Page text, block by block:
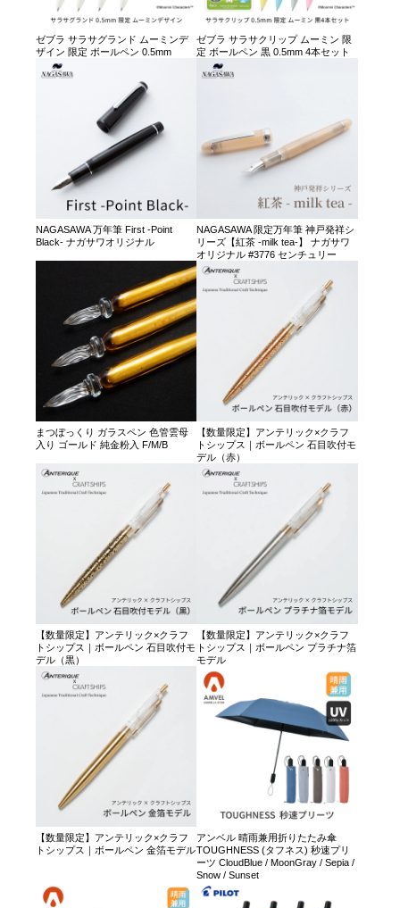
ゼブラ サラサグランド ムーミンデ
ザイン 限定 ボールペン 0.5mm
ゼブラ サラサクリップ ムーミン 限
定 ボールペン 黒 0.5mm 4本セット
NAGASAWA 万年筆 First -Point
Black- ナガサワオリジナル
NAGASAWA 限定万年筆 神戸発祥シ
リーズ【紅茶 -milk tea-】 ナガサワ
オリジナル #3776 センチュリー
まつぼっくり ガラスペン 色管雲母
入り ゴールド 純金粉入 F/M/B
【数量限定】アンテリック×クラフ
トシップス｜ボールペン 石目吹付モ
デル（赤）
【数量限定】アンテリック×クラフ
トシップス｜ボールペン 石目吹付モ
デル（黒）
【数量限定】アンテリック×クラフ
トシップス｜ボールペン プラチナ箔
モデル
【数量限定】アンテリック×クラフ
トシップス｜ボールペン 金箔モデル
アンベル 晴雨兼用折りたたみ傘
TOUGHNESS (タフネス) 秒速プリ
ーツ CloudBlue / MoonGray / Sepia /
Snow / Sunset